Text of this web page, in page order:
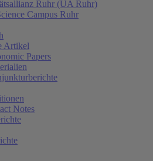
Ruhr (UA Ruhr)
Campus Ruhr
Artikel
Papers
Notes